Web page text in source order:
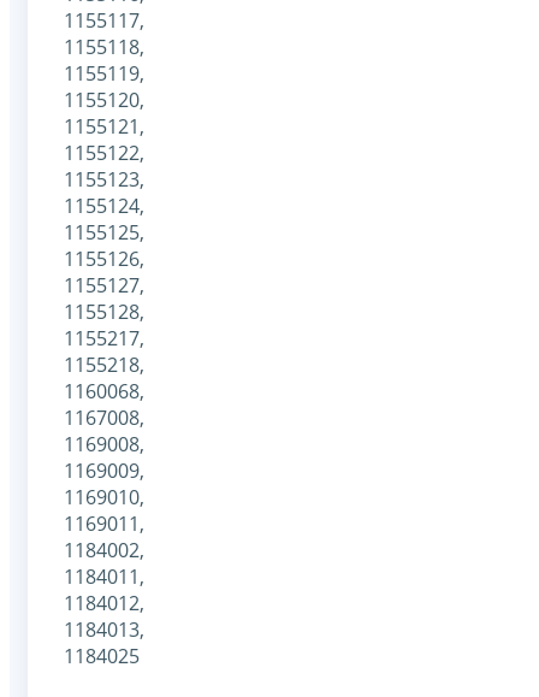
1155117,
1155118,
1155119,
1155120,
1155121,
1155122,
1155123,
1155124,
1155125,
1155126,
1155127,
1155128,
1155217,
1155218,
1160068,
1167008,
1169008,
1169009,
1169010,
1169011,
1184002,
1184011,
1184012,
1184013,
1184025